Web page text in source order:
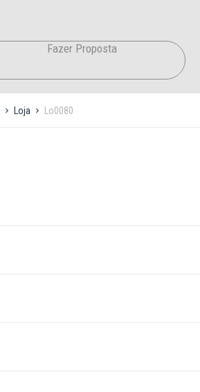
Fazer Proposta
Loja Lo0080